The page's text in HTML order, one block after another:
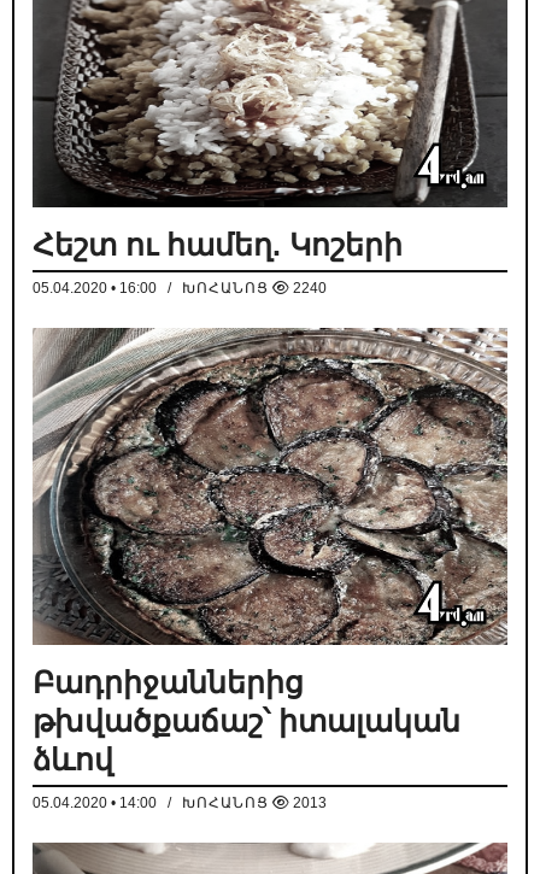
Հեշտ ու համեղ. Կոշերի
05.04.2020 • 16:00 / ԽՈՀԱՆՈՑ 2240
Բադրիջաններից
թխվածքաճաշ՝ իտալական
ձևով
05.04.2020 • 14:00 / ԽՈՀԱՆՈՑ 2013